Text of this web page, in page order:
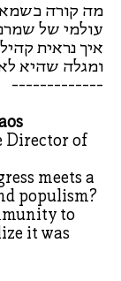
מה קורה
עולמי של
איך נראית
ומגלה שהיא
-------------
Director of
meets a
populism?
to
it was